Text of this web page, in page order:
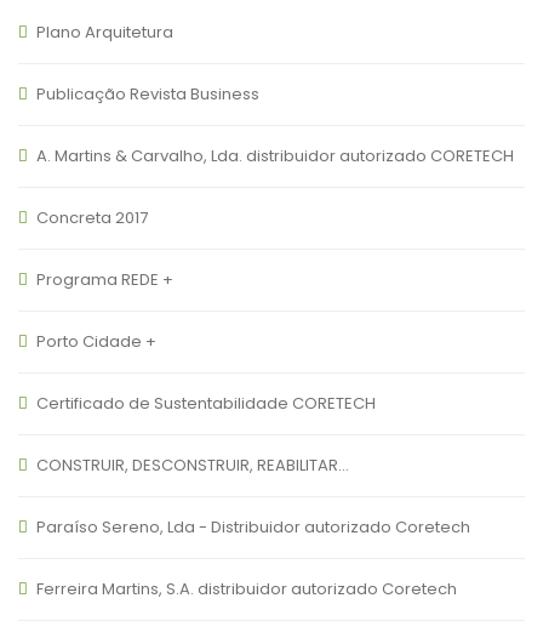
Plano Arquitetura
Publicação Revista Business
A. Martins & Carvalho, Lda. distribuidor autorizado CORETECH
Concreta 2017
Programa REDE +
Porto Cidade +
Certificado de Sustentabilidade CORETECH
CONSTRUIR, DESCONSTRUIR, REABILITAR…
Paraíso Sereno, Lda - Distribuidor autorizado Coretech
Ferreira Martins, S.A. distribuidor autorizado Coretech